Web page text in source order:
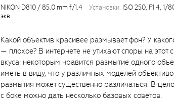
NIKON D810 / 85.0 mm f/1.4 установки: ISO 250, F1.4, 1/
экв.
Какой объектив красивее размывает фон? У
— плохое? В интернете не утихают споры на этот
вкуса: некоторым нравится размытие одного
иметь в виду, что у различных моделей
размытия может существенно различаться. В
с боке можно дать несколько базовых советов.